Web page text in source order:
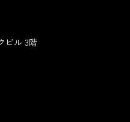
ビル 3階